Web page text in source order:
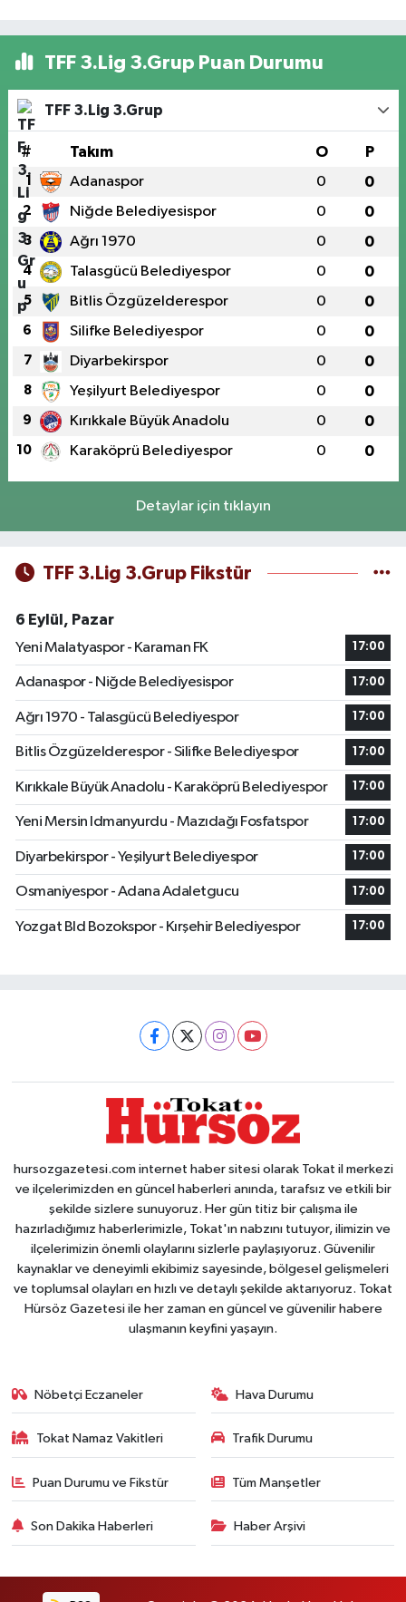
TFF 3.Lig 3.Grup Puan Durumu
TFF 3.Lig 3.Grup
# Takım O P
1 Adanaspor 0 0
2 Niğde Belediyesispor 0 0
3 Ağrı 1970 0 0
4 Talasgücü Belediyespor 0 0
5 Bitlis Özgüzelderespor 0 0
6 Silifke Belediyespor 0 0
7 Diyarbekirspor 0 0
8 Yeşilyurt Belediyespor 0 0
9 Kırıkkale Büyük Anadolu 0 0
10 Karaköprü Belediyespor 0 0
Detaylar için tıklayın
TFF 3.Lig 3.Grup Fikstür
6 Eylül, Pazar
Yeni Malatyaspor - Karaman FK
17:00
Adanaspor - Niğde Belediyesispor 17:00
Ağrı 1970 - Talasgücü Belediyespor 17:00
Bitlis Özgüzelderespor - Silifke Belediyespor 17:00
Kırıkkale Büyük Anadolu - Karaköprü Belediyespor 17:00
Yeni Mersin Idmanyurdu - Mazıdağı Fosfatspor 17:00
Diyarbekirspor - Yeşilyurt Belediyespor 17:00
Osmaniyespor - Adana Adaletgucu 17:00
Yozgat Bld Bozokspor - Kırşehir Belediyespor 17:00
hursozgazetesi.com internet haber sitesi olarak Tokat il merkezi
ve ilçelerimizden en güncel haberleri anında, tarafsız ve etkili bir
şekilde sizlere sunuyoruz. Her gün titiz bir çalışma ile
hazırladığımız haberlerimizle, Tokat'ın nabzını tutuyor, ilimizin ve
ilçelerimizin önemli olaylarını sizlerle paylaşıyoruz. Güvenilir
kaynaklar ve deneyimli ekibimiz sayesinde, bölgesel gelişmeleri
ve toplumsal olayları en hızlı ve detaylı şekilde aktarıyoruz. Tokat
Hürsöz Gazetesi ile her zaman en güncel ve güvenilir habere
ulaşmanın keyfini yaşayın.
Nöbetçi Eczaneler Hava Durumu
Tokat Namaz Vakitleri Trafik Durumu
Puan Durumu ve Fikstür Tüm Manşetler
Son Dakika Haberleri Haber Arşivi